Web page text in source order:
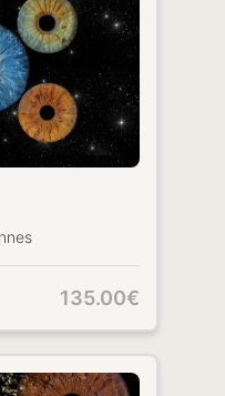
135.00€